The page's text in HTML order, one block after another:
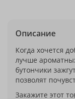
Описание
Когда хочется
лучше
бутончики
позволят
Закажите этот